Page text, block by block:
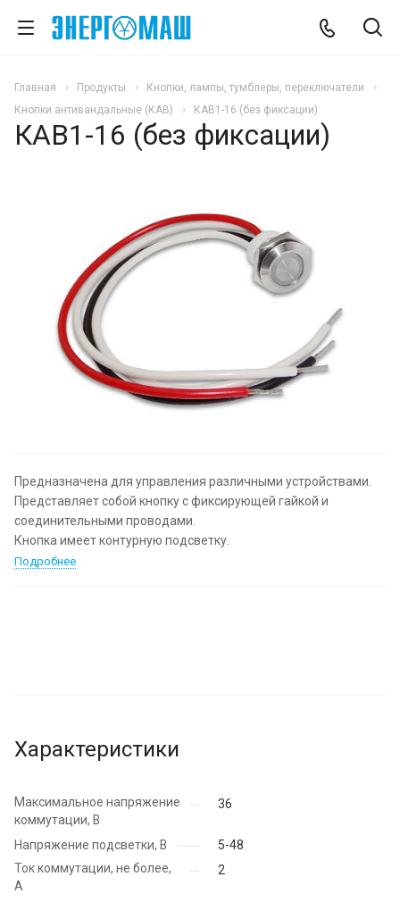
Главная Продукты
Кнопки, лампы, тумблеры, переключатели
Кнопки антивандальные (КАВ)
КАВ1-16 (без фиксации)
КАВ1-16 (без фиксации)
Предназначена для управления различными устройствами.
Представляет собой кнопку с фиксирующей гайкой и
соединительными проводами.
Кнопка имеет контурную подсветку.
Подробнее
Характеристики
Максимальное напряжение
коммутации, В
36
Напряжение подсветки, В
5-48
Ток коммутации, не более,
А
2